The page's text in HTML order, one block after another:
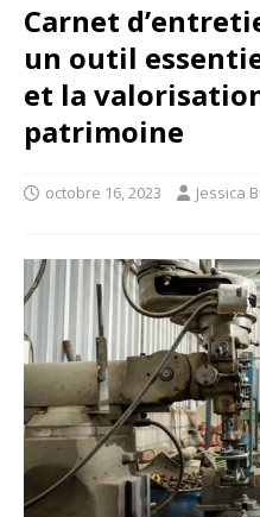
Carnet
un outil
et la
patrimoine
octobre 16, 2023 Jessica